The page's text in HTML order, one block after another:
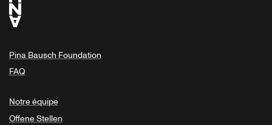
Pina Bausch Foundation
FAQ
Notre équipe
Offene Stellen